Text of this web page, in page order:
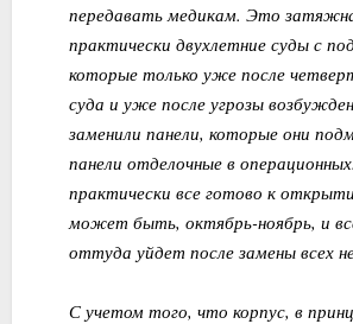
передавать медикам. Это
практически двухлетние суды с
которые только уже после
суда и уже после угрозы
заменили панели, которые они
панели отделочные в
практически все готово к
может быть, октябрь-ноябрь, и
оттуда уйдет после замены всех
С учетом того, что корпус, в